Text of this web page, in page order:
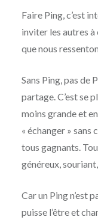
Faire Ping, c’est
inviter les autres à
que nous
Sans Ping, pas de
partage. C’est se
moins grande et
« échanger » sans
tous gagnants.
généreux,
Car un Ping n’est
puisse l’être et